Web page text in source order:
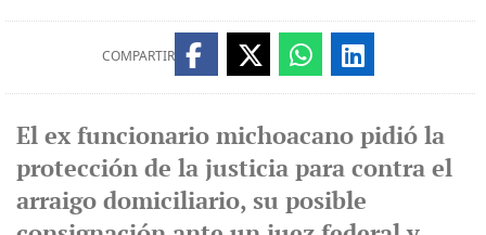
COMPARTIR
El ex funcionario michoacano pidió la
protección de la justicia para contra el
arraigo domiciliario, su posible